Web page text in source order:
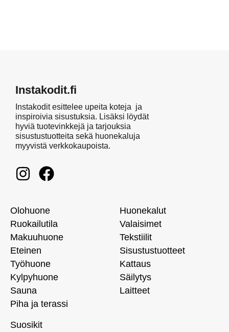
Instakodit.fi
Instakodit esittelee upeita koteja ja
inspiroivia sisustuksia. Lisäksi löydät
hyviä tuotevinkkejä ja tarjouksia
sisustustuotteita sekä huonekaluja
myyvistä verkkokaupoista.
Olohuone
Ruokailutila
Makuuhuone
Eteinen
Työhuone
Kylpyhuone
Sauna
Piha ja terassi
Huonekalut
Valaisimet
Tekstiilit
Sisustustuotteet
Kattaus
Säilytys
Laitteet
Suosikit